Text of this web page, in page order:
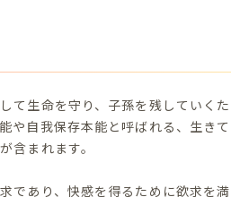
て生命を守り、子孫を残していくた
や自我保存本能と呼ばれる、生きて
含まれます。
であり、快感を得るために欲求を満